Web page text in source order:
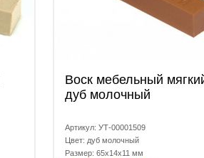
Воск мебельный
дуб молочный
Артикул: УТ-00001509
Цвет: дуб молочный
Размер: 65x14x11 мм